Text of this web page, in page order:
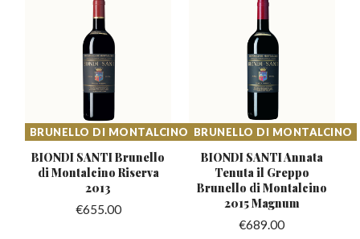
BRUNELLO DI MONTALCINO
BIONDI SANTI Brunello
di Montalcino Riserva
2013
€655.00
BRUNELLO DI MONTALCINO
BIONDI SANTI Annata
Tenuta il Greppo
Brunello di Montalcino
2015 Magnum
€689.00